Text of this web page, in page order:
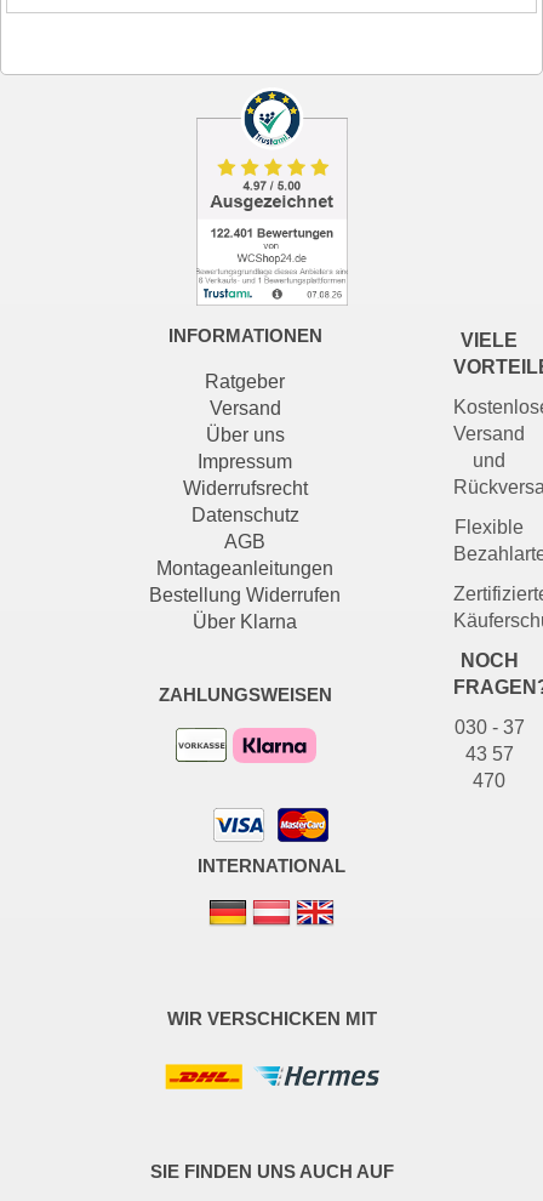
VIELE
Versand
und
Flexible
NOCH
030 - 37
43 57
470
INFORMATIONEN
Ratgeber
Versand
Über uns
Impressum
Widerrufsrecht
Datenschutz
AGB
Montageanleitungen
Bestellung Widerrufen
Über Klarna
ZAHLUNGSWEISEN
INTERNATIONAL
WIR VERSCHICKEN MIT
SIE FINDEN UNS AUCH AUF